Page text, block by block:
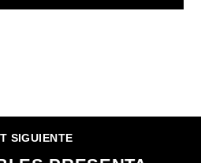
SIGUIENTE